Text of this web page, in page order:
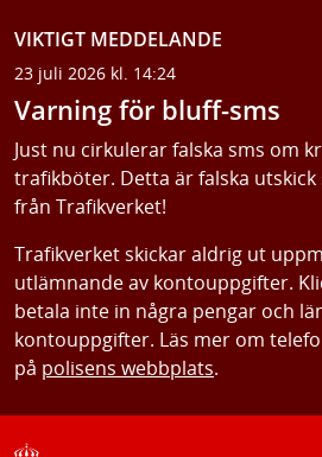
VIKTIGT MEDDELANDE
23 juli 2026 kl. 14:24
Varning för bluff-sms
Just nu cirkulerar falska sms om
trafikböter. Detta är falska
från Trafikverket!
Trafikverket skickar aldrig ut
utlämnande av kontouppgifter.
betala inte in några pengar och
kontouppgifter. Läs mer om
på polisens webbplats.